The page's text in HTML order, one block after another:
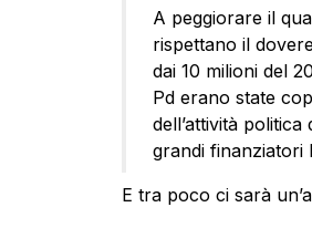
A peggiorare il
rispettano il
dai 10 milioni del
Pd erano state
dell’attività
grandi finanziatori
E tra poco ci sarà